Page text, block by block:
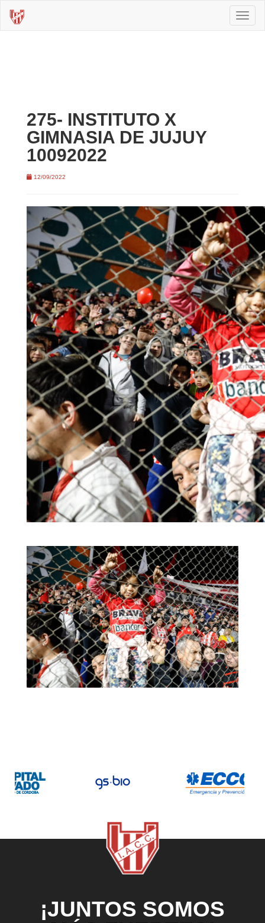
275- INSTITUTO X
GIMNASIA DE JUJUY
10092022
12/09/2022
¡JUNTOS SOMOS